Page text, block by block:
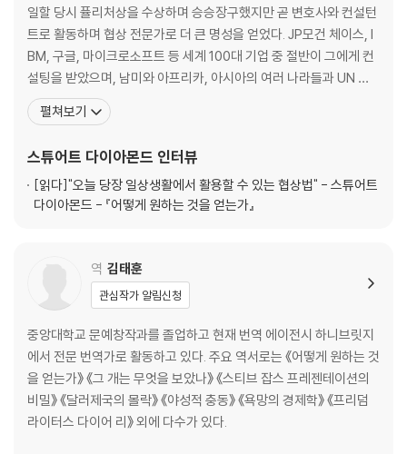
일할 당시 퓰리처상을 수상하며 승승장구했지만 곧 변호사와 컨설턴
트로 활동하며 협상 전문가로 더 큰 명성을 얻었다. JP모건 체이스, I
BM, 구글, 마이크로소프트 등 세계 100대 기업 중 절반이 그에게 컨
설팅을 받았으며, 남미와 아프리카, 아시아의 여러 나라들과 UN 같
은 국제기구도 그에게 자문을 구한다. 하버드, 컬럼비아, 옥스퍼드에
서 학생들을 가르쳤던 그는 현재 모교인 와튼스쿨에서 협상 코스를
강의로 선정되었으며, 학생들이 경쟁을 통해 들을
펼쳐보기
스튜어트 다이아몬드 인터뷰
[읽다]"오늘 당장 일상생활에서 활용할 수 있는 협상법" - 스튜어트
다이아몬드 - 『어떻게 원하는 것을 얻는가』
역 김태훈
관심작가 알림신청
중앙대학교 문예창작과를 졸업하고 현재 번역 에이전시 하니브릿지
에서 전문 번역가로 활동하고 있다. 주요 역서로는 《어떻게 원하는 것
을 얻는가》 《그 개는 무엇을 보았나》 《스티브 잡스 프레젠테이션의
비밀》 《달러제국의 몰락》 《야성적 충동》 《욕망의 경제학》 《프리덤
라이터스 다이어 리》 외에 다수가 있다.